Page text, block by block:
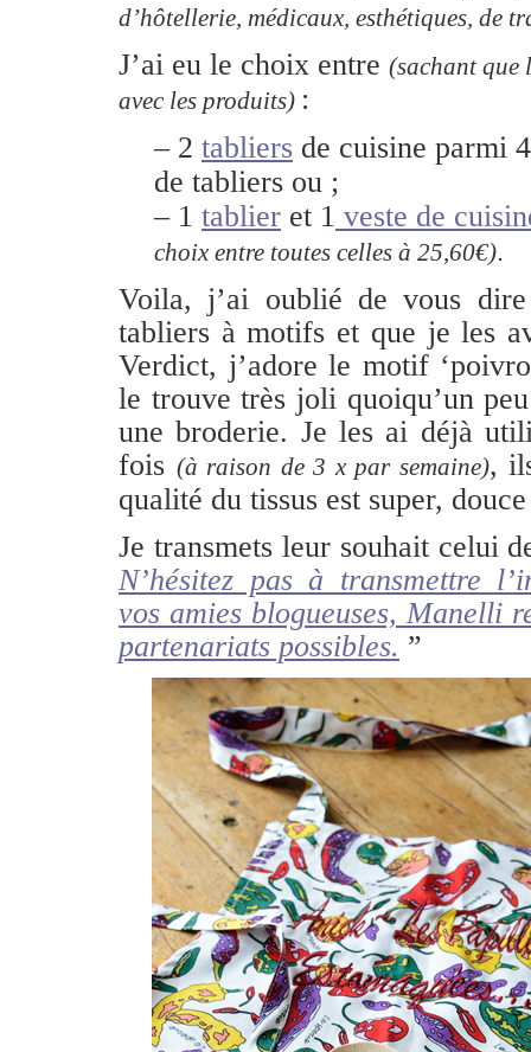
d’hôtellerie, médicaux, esthétiques, de
J’ai eu le choix entre (sachant que
avec les produits) :
– 2 tabliers de cuisine parmi
de tabliers ou ;
– 1 tablier et 1 veste de
choix entre toutes celles à 25,60€).
Voila, j’ai oublié de vous
tabliers à motifs et que je les
Verdict, j’adore le motif
le trouve très joli quoiqu’un
une broderie. Je les ai déjà
fois (à raison de 3 x par semaine),
qualité du tissus est super,
Je transmets leur souhait celui
N’hésitez pas à transmettre
vos amies blogueuses, Manelli
partenariats possibles. ”